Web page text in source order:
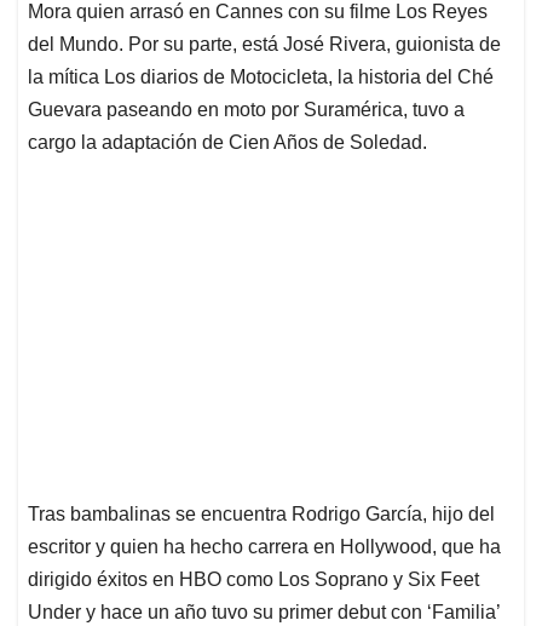
Mora quien arrasó en Cannes con su filme Los Reyes
del Mundo. Por su parte, está José Rivera, guionista de
la mítica Los diarios de Motocicleta, la historia del Ché
Guevara paseando en moto por Suramérica, tuvo a
cargo la adaptación de Cien Años de Soledad.
Tras bambalinas se encuentra Rodrigo García, hijo del
escritor y quien ha hecho carrera en Hollywood, que ha
dirigido éxitos en HBO como Los Soprano y Six Feet
Under y hace un año tuvo su primer debut con ‘Familia’